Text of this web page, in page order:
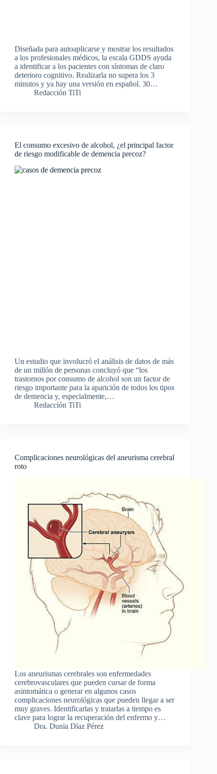
Diseñada para autoaplicarse y mostrar los resultados
a los profesionales médicos, la escala GDDS ayuda
a identificar a los pacientes con síntomas de claro
deterioro cognitivo. Realizarla no supera los 3
minutos y ya hay una versión en español. 30…
Redacción TiTi
El consumo excesivo de alcohol, ¿el principal factor
de riesgo modificable de demencia precoz?
Un estudio que involucró el análisis de datos de más
de un millón de personas concluyó que “los
trastornos por consumo de alcohol son un factor de
riesgo importante para la aparición de todos los tipos
de demencia y, especialmente,…
Redacción TiTi
Complicaciones neurológicas del aneurisma cerebral
roto
Los aneurismas cerebrales son enfermedades
cerebrovasculares que pueden cursar de forma
asintomática o generar en algunos casos
complicaciones neurológicas que pueden llegar a ser
muy graves. Identificarlas y tratarlas a tiempo es
clave para lograr la recuperación del enfermo y…
Dra. Dunia Díaz Pérez